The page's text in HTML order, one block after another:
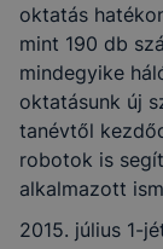
oktatás
mint 190 db
mindegyike
oktatásunk új
tanévtől
robotok is
alkalmazott
2015. július 1-